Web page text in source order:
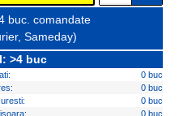
buc. comandate
Sameday)
>4 buc
0 buc
0 buc
0 buc
0 buc